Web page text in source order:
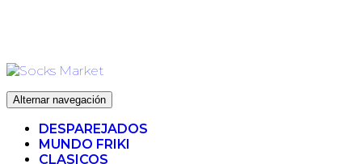
Alternar navegación
DESPAREJADOS
MUNDO FRIKI
CLASICOS